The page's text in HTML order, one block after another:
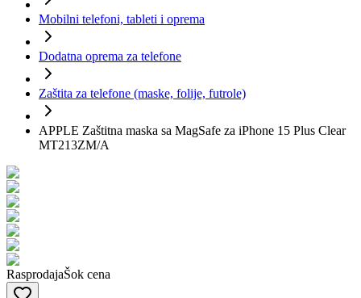
Mobilni telefoni, tableti i oprema
Dodatna oprema za telefone
Zaštita za telefone (maske, folije, futrole)
APPLE Zaštitna maska sa MagSafe za iPhone 15 Plus Clear
MT213ZM/A
RasprodajaŠok cena